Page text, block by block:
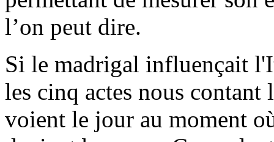
l’on peut dire.
Si le madrigal influençait
les cinq actes nous
voient le jour au moment